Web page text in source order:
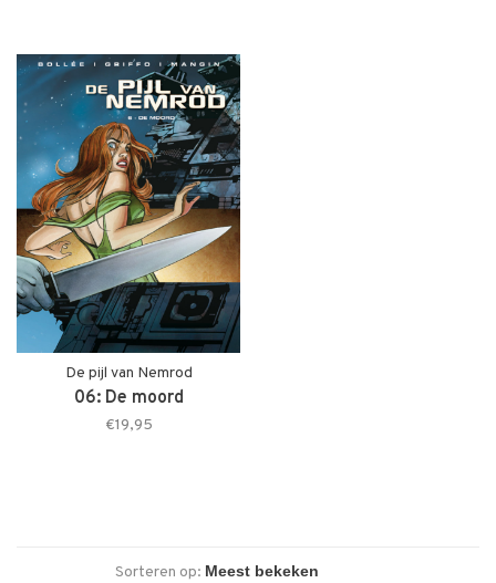
De pijl van Nemrod
06: De moord
€19,95
Sorteren op: